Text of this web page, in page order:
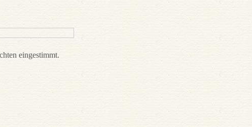
eingestimmt.